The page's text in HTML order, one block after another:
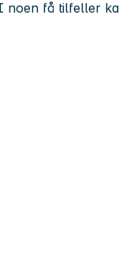
få tilfeller